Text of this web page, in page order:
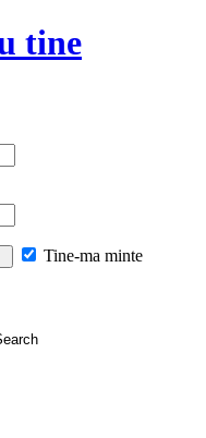
tine
Tine-ma minte